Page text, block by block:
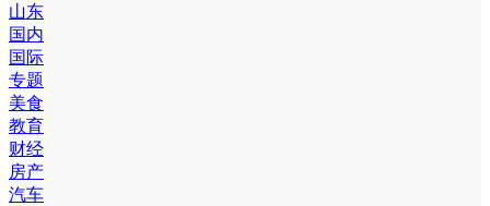
山东
国内
国际
专题
美食
教育
财经
房产
汽车